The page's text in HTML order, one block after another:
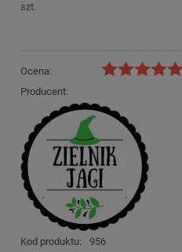
szt.
Ocena:
Producent:
Kod produktu: 956